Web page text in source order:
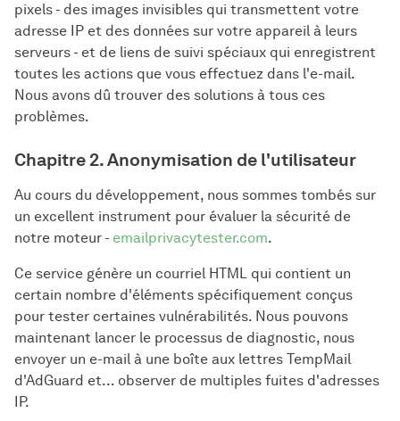
pixels - des images invisibles qui transmettent votre
adresse IP et des données sur votre appareil à leurs
serveurs - et de liens de suivi spéciaux qui enregistrent
toutes les actions que vous effectuez dans l'e-mail.
Nous avons dû trouver des solutions à tous ces
problèmes.
Chapitre 2. Anonymisation de l'utilisateur
Au cours du développement, nous sommes tombés sur
un excellent instrument pour évaluer la sécurité de
notre moteur - emailprivacytester.com.
Ce service génère un courriel HTML qui contient un
certain nombre d'éléments spécifiquement conçus
pour tester certaines vulnérabilités. Nous pouvons
maintenant lancer le processus de diagnostic, nous
envoyer un e-mail à une boîte aux lettres TempMail
d'AdGuard et... observer de multiples fuites d'adresses
IP.